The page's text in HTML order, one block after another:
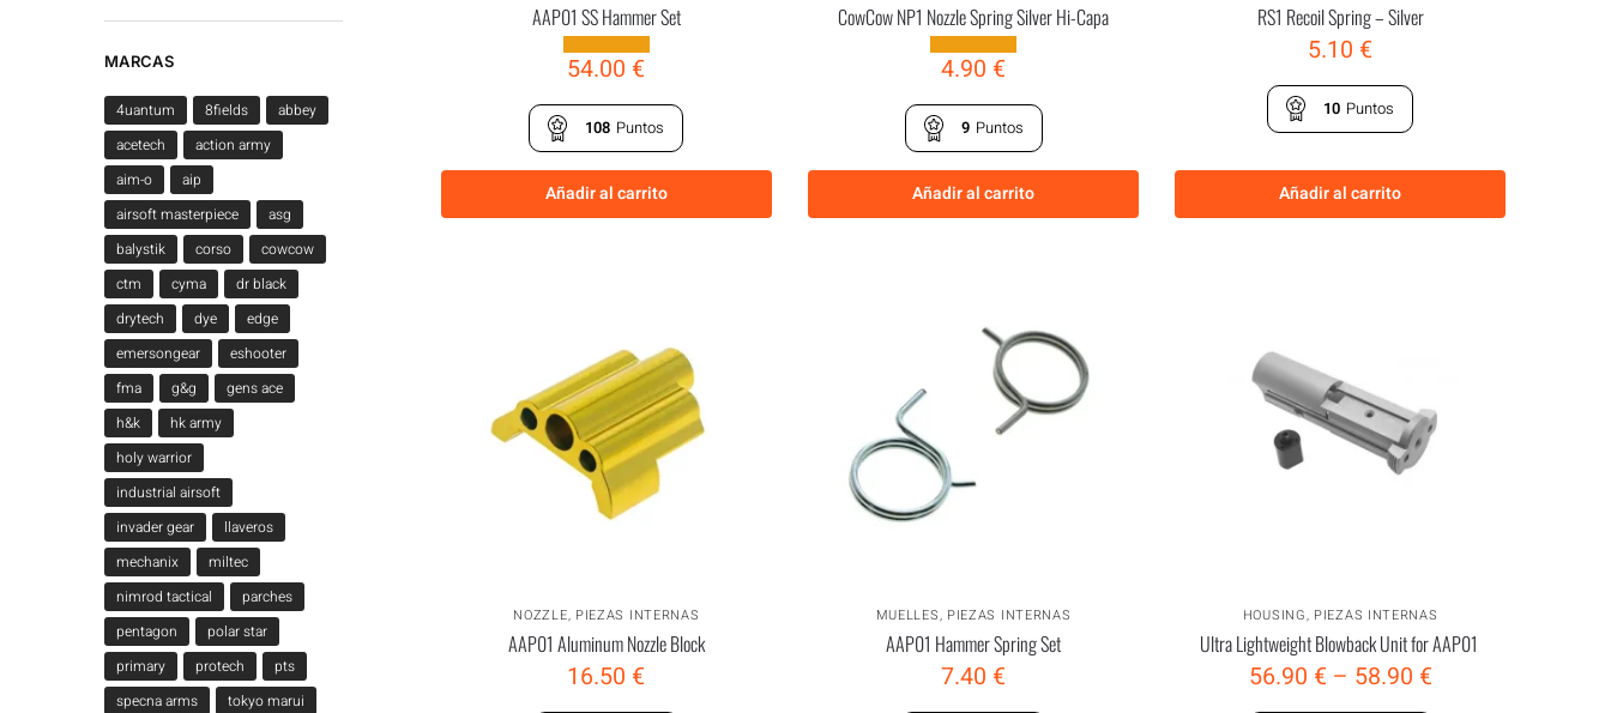
AAP01 SS Hammer Set
54.00 €
108 Puntos
Añadir al carrito
CowCow NP1 Nozzle Spring Silver Hi-Capa
4.90 €
9 Puntos
Añadir al carrito
RS1 Recoil Spring – Silver
5.10 €
10 Puntos
Añadir al carrito
NOZZLE, PIEZAS INTERNAS
AAP01 Aluminum Nozzle Block
16.50 €
MUELLES, PIEZAS INTERNAS
AAP01 Hammer Spring Set
7.40 €
HOUSING, PIEZAS INTERNAS
Ultra Lightweight Blowback Unit for AAP01
56.90 € – 58.90 €
MARCAS
4uantum 8fields
abbey
acetech
action army
aim-o
aip
airsoft masterpiece
asg
balystik
corso
cowcow
ctm
cyma
dr black
drytech
dye
edge
emersongear
eshooter
fma
g&g
gens ace
h&k
hk army
holy warrior
industrial airsoft
invader gear
llaveros
mechanix
miltec
nimrod tactical
parches
pentagon
polar star
primary
protech
pts
specna arms
tokyo marui